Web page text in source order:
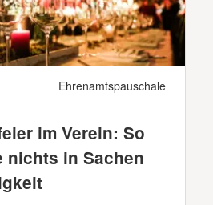
Ehrenamtspauschale
im Verein: So
nichts in Sachen